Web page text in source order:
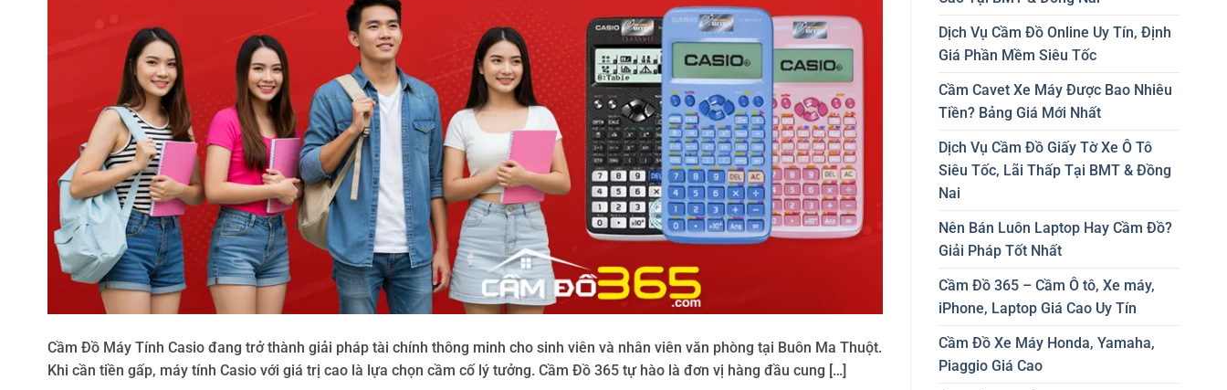
Cầm Đồ Máy Tính Casio đang trở thành giải pháp tài chính thông minh cho sinh viên và nhân viên văn phòng tại Buôn Ma Thuột.
Khi cần tiền gấp, máy tính Casio với giá trị cao là lựa chọn cầm cố lý tưởng. Cầm Đồ 365 tự hào là đơn vị hàng đầu cung […]
Dịch Vụ Cầm Đồ Online Uy Tín, Định
Giá Phần Mềm Siêu Tốc
Cầm Cavet Xe Máy Được Bao Nhiêu
Tiền? Bảng Giá Mới Nhất
Dịch Vụ Cầm Đồ Giấy Tờ Xe Ô Tô
Siêu Tốc, Lãi Thấp Tại BMT & Đồng
Nai
Nên Bán Luôn Laptop Hay Cầm Đồ?
Giải Pháp Tốt Nhất
Cầm Đồ 365 – Cầm Ô tô, Xe máy,
iPhone, Laptop Giá Cao Uy Tín
Cầm Đồ Xe Máy Honda, Yamaha,
Piaggio Giá Cao